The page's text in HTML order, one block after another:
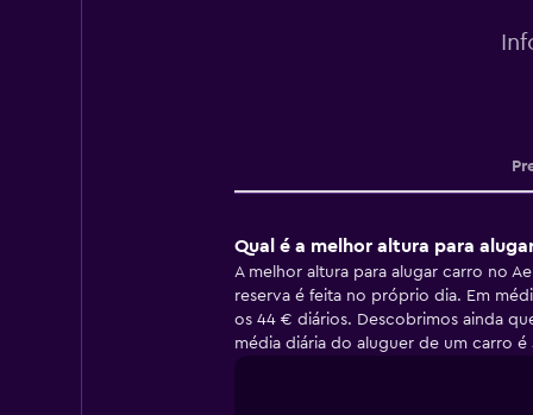
Qual é a melhor altura para
A melhor altura para alugar carro no
reserva é feita no próprio dia. Em
os 44 € diários. Descobrimos ainda
média diária do aluguer de um carro é